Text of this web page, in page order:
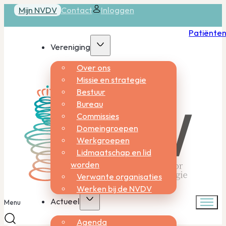
Mijn NVDV Contact Inloggen
Vereniging
Over ons
Missie en strategie
Bestuur
Bureau
Commissies
Domeingroepen
Werkgroepen
Lidmaatschap en lid
worden
Verwante organisaties
Werken bij de NVDV
Actueel
Agenda
Menu